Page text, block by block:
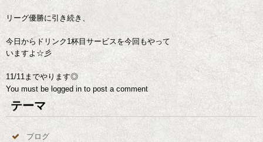
リーグ優勝に引き続き、
今日からドリンク1杯目サービスを今回もやって
いますよ☆彡
11/11までやります◎
You must be logged in to post a comment
テーマ
ブログ